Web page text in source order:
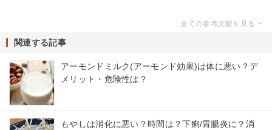
関連する記事
アーモンドミルク(アーモンド効果)は体に悪い？デ
メリット・危険性は？
もやしは消化に悪い？時間は？下痢/胃腸炎に？消